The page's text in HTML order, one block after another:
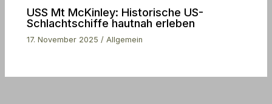
USS Mt McKinley: Historische US-
Schlachtschiffe hautnah erleben
17. November 2025 / Allgemein